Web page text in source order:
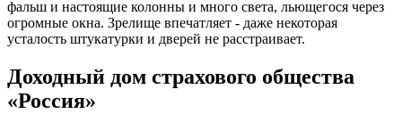
фальш и настоящие колонны и много света, льющегося через
огромные окна. Зрелище впечатляет - даже некоторая
усталость штукатурки и дверей не расстраивает.
Доходный дом страхового общества
«Россия»